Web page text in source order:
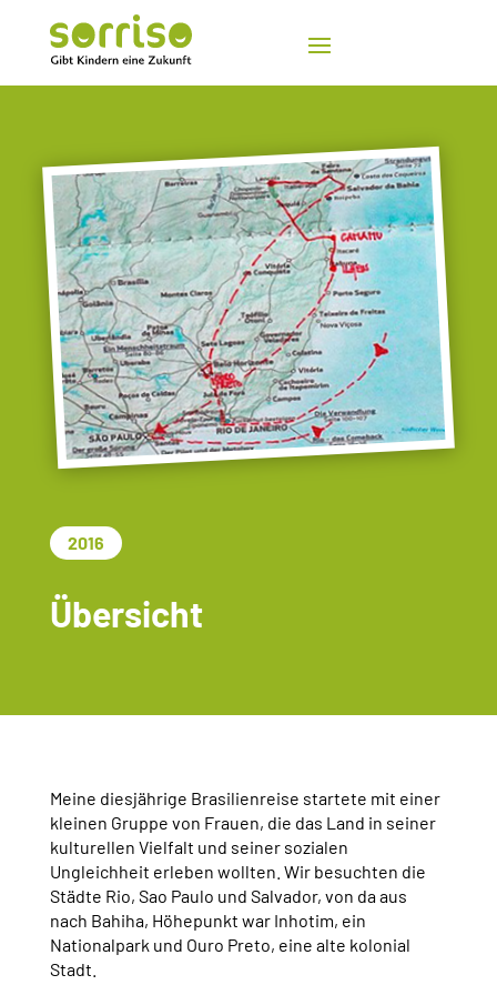
2016
Übersicht
Meine diesjährige Brasilienreise startete mit einer
kleinen Gruppe von Frauen, die das Land in seiner
kulturellen Vielfalt und seiner sozialen
Ungleichheit erleben wollten. Wir besuchten die
Städte Rio, Sao Paulo und Salvador, von da aus
nach Bahiha, Höhepunkt war Inhotim, ein
Nationalpark und Ouro Preto, eine alte kolonial
Stadt.